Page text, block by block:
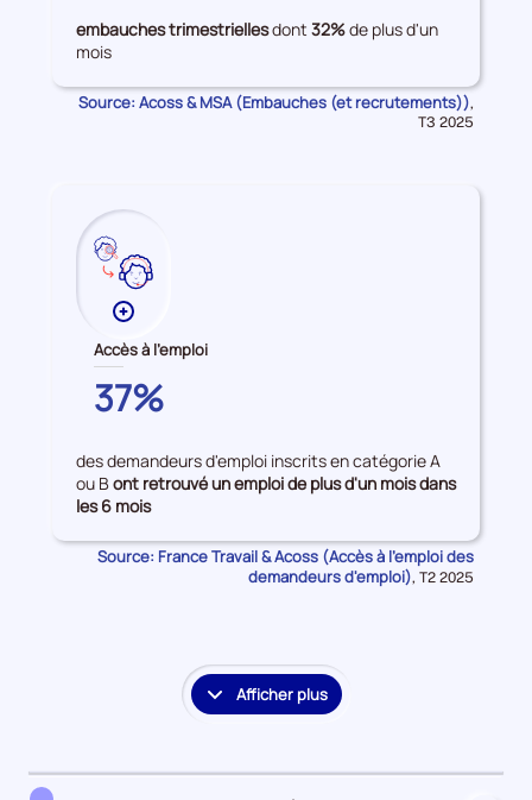
embauches trimestriellesdont 32%de plus d'un
mois
Source: Acoss & MSA (Embauches (et recrutements)),
T3 2025
Plus
de
données
sur
les
à
l'emploi
Accès à l'emploi
PARIS
37%
des demandeurs d'emploi inscrits en catégorie A
ou Bont retrouvé un emploi de plus d'un mois dans
les 6 mois
Source: France Travail & Acoss (Accès à l'emploi des
demandeurs d'emploi), Données
T2 2025
Afficher plus
le